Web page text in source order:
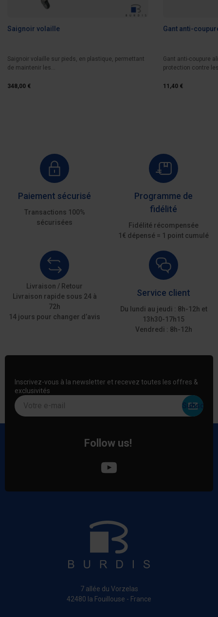
Saignoir volaille
Saignoir volaille sur pieds, en plastique, permettant
de maintenir les...
348,00 €
Gant anti-
Gant anti-coupure
protection contre
11,40 €
Paiement sécurisé
Transactions 100%
sécurisées
Programme de
fidélité
Fidélité récompensée
1€ dépensé = 1 point cumulé
Livraison / Retour
Livraison rapide sous 24 à
72h
14 jours pour changer d’avis
Service client
Du lundi au jeudi : 8h-12h et
13h30-17h15
Vendredi : 8h-12h
Inscrivez-vous à la newsletter et recevez toutes les offres &
exclusivités
Votre e-mail
Follow us!
7 allée du Vorzelas
42480 la Fouillouse - France